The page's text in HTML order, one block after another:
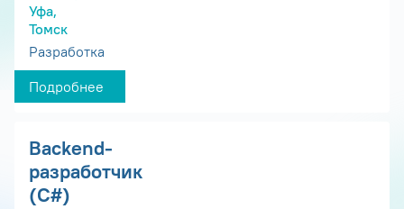
Уфа,
Томск
Разработка
Подробнее
Backend-
разработчик
(C#)